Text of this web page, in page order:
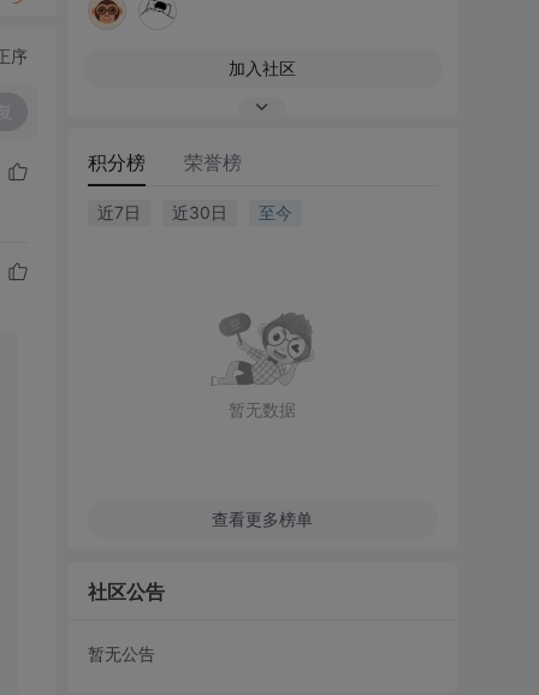
序
加入社区
积分榜 荣誉榜
近7日 近30日 至今
暂无数据
查看更多榜单
社区公告
暂无公告